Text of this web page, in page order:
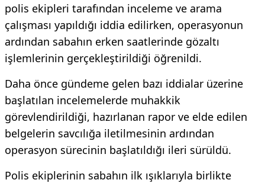
polis ekipleri tarafından inceleme ve arama
çalışması yapıldığı iddia edilirken, operasyonun
ardından sabahın erken saatlerinde gözaltı
işlemlerinin gerçekleştirildiği öğrenildi.
Daha önce gündeme gelen bazı iddialar üzerine
başlatılan incelemelerde muhakkik
görevlendirildiği, hazırlanan rapor ve elde edilen
belgelerin savcılığa iletilmesinin ardından
operasyon sürecinin başlatıldığı ileri sürüldü.
Polis ekiplerinin sabahın ilk ışıklarıyla birlikte